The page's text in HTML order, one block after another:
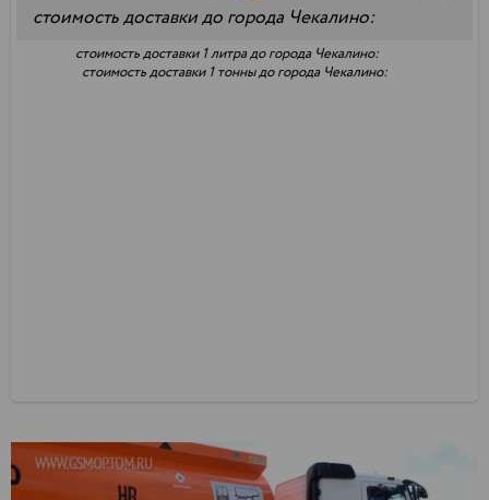
стоимость доставки до города Чекалино:
стоимость доставки 1 литра до города Чекалино:
стоимость доставки 1 тонны до города Чекалино: